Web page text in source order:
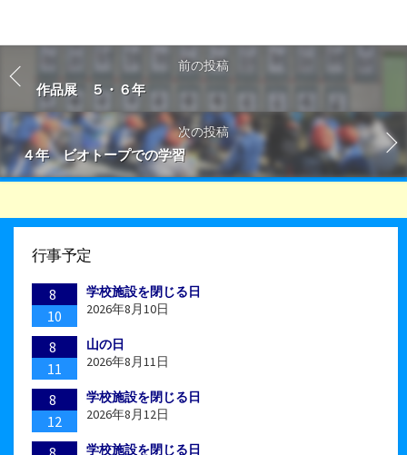
前の投稿
作品展 ５・６年
次の投稿
４年 ビオトープでの学習
行事予定
8
10
学校施設を閉じる日
2026年8月10日
8
11
山の日
2026年8月11日
8
12
学校施設を閉じる日
2026年8月12日
学校施設を閉じる日